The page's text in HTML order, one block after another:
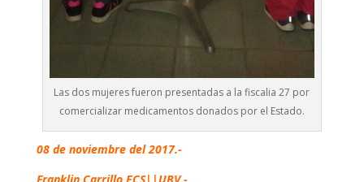
Las dos mujeres fueron presentadas a la fiscalia 27 por
comercializar medicamentos donados por el Estado.
08 de noviembre del 2017.-